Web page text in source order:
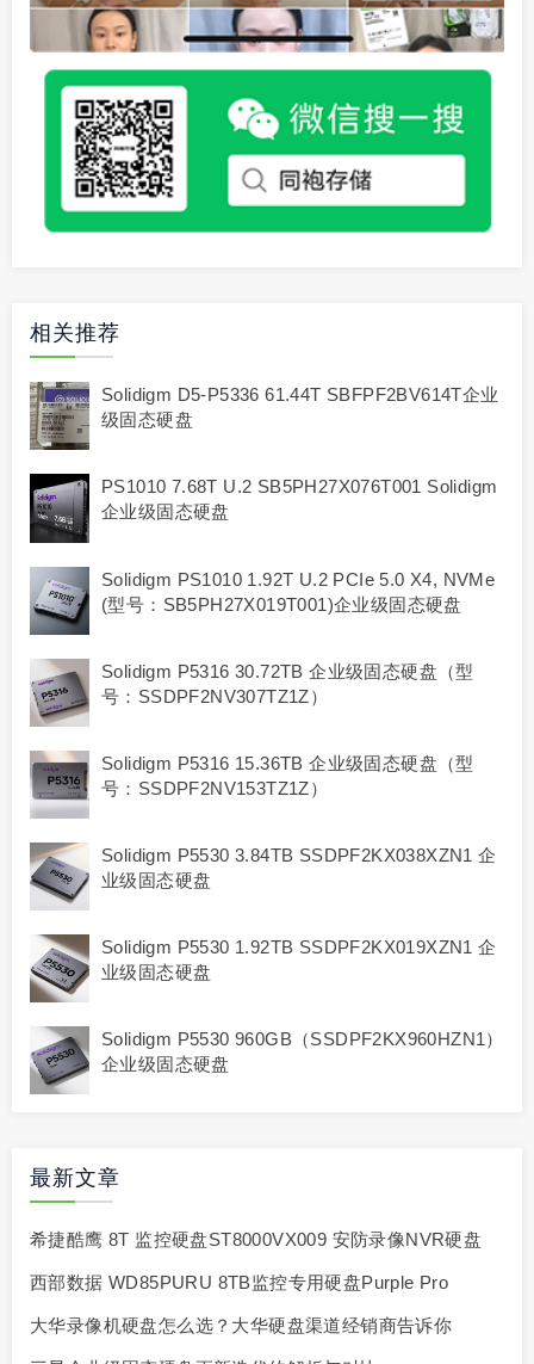
相关推荐
Solidigm D5-P5336 61.44T SBFPF2BV614T企业
级固态硬盘
PS1010 7.68T U.2 SB5PH27X076T001 Solidigm
企业级固态硬盘
Solidigm PS1010 1.92T U.2 PCIe 5.0 X4, NVMe
(型号：SB5PH27X019T001)企业级固态硬盘
Solidigm P5316 30.72TB 企业级固态硬盘（型
号：SSDPF2NV307TZ1Z）
Solidigm P5316 15.36TB 企业级固态硬盘（型
号：SSDPF2NV153TZ1Z）
Solidigm P5530 3.84TB SSDPF2KX038XZN1 企
业级固态硬盘
Solidigm P5530 1.92TB SSDPF2KX019XZN1 企
业级固态硬盘
Solidigm P5530 960GB（SSDPF2KX960HZN1）
企业级固态硬盘
最新文章
希捷酷鹰 8T 监控硬盘ST8000VX009 安防录像NVR硬盘
西部数据 WD85PURU 8TB监控专用硬盘Purple Pro
大华录像机硬盘怎么选？大华硬盘渠道经销商告诉你